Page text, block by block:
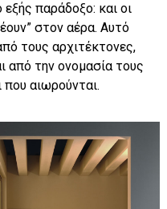
παράδοξο: και οι
στον αέρα. Αυτό
τους αρχιτέκτονες,
από την ονομασία τους
που αιωρούνται.